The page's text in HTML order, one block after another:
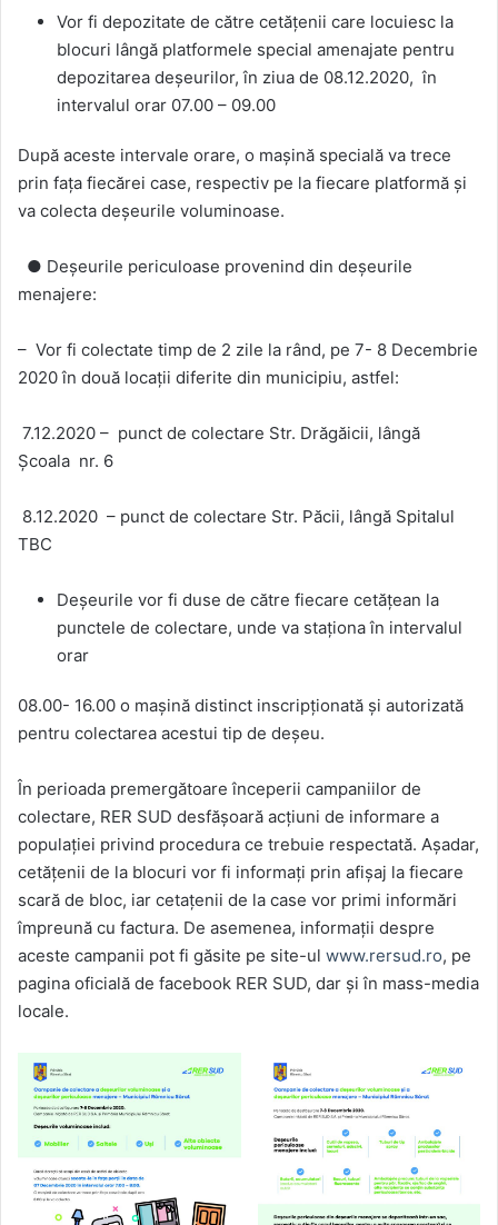
Vor fi depozitate de către cetățenii care locuiesc la
blocuri lângă platformele special amenajate pentru
depozitarea deșeurilor, în ziua de 08.12.2020, în
intervalul orar 07.00 – 09.00
După aceste intervale orare, o mașină specială va trece
prin fața fiecărei case, respectiv pe la fiecare platformă și
va colecta deșeurile voluminoase.
● Deșeurile periculoase provenind din deșeurile
menajere:
– Vor fi colectate timp de 2 zile la rând, pe 7- 8 Decembrie
2020 în două locații diferite din municipiu, astfel:
7.12.2020 – punct de colectare Str. Drăgăicii, lângă
Școala nr. 6
8.12.2020 – punct de colectare Str. Păcii, lângă Spitalul
TBC
Deșeurile vor fi duse de către fiecare cetățean la
punctele de colectare, unde va staționa în intervalul
orar
08.00- 16.00 o mașină distinct inscripționată și autorizată
pentru colectarea acestui tip de deșeu.
În perioada premergătoare începerii campaniilor de
colectare, RER SUD desfășoară acțiuni de informare a
populației privind procedura ce trebuie respectată. Așadar,
cetățenii de la blocuri vor fi informați prin afișaj la fiecare
scară de bloc, iar cetațenii de la case vor primi informări
împreună cu factura. De asemenea, informații despre
aceste campanii pot fi găsite pe site-ul www.rersud.ro, pe
pagina oficială de facebook RER SUD, dar și în mass-media
locale.